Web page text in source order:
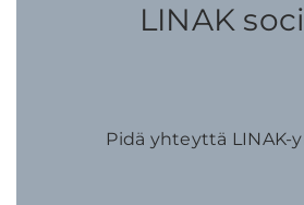
LINAK
Pidä yhteyttä LINAK-